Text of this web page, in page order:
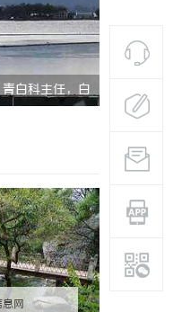
白科主任，白 武汉配眼
网